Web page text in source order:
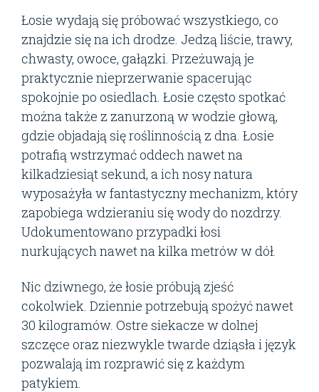
Łosie wydają się próbować wszystkiego, co
znajdzie się na ich drodze. Jedzą liście, trawy,
chwasty, owoce, gałązki. Przeżuwają je
praktycznie nieprzerwanie spacerując
spokojnie po osiedlach. Łosie często spotkać
można także z zanurzoną w wodzie głową,
gdzie objadają się roślinnością z dna. Łosie
potrafią wstrzymać oddech nawet na
kilkadziesiąt sekund, a ich nosy natura
wyposażyła w fantastyczny mechanizm, który
zapobiega wdzieraniu się wody do nozdrzy.
Udokumentowano przypadki łosi
nurkujących nawet na kilka metrów w dół.
Nic dziwnego, że łosie próbują zjeść
cokolwiek. Dziennie potrzebują spożyć nawet
30 kilogramów. Ostre siekacze w dolnej
szczęce oraz niezwykle twarde dziąsła i język
pozwalają im rozprawić się z każdym
patykiem.